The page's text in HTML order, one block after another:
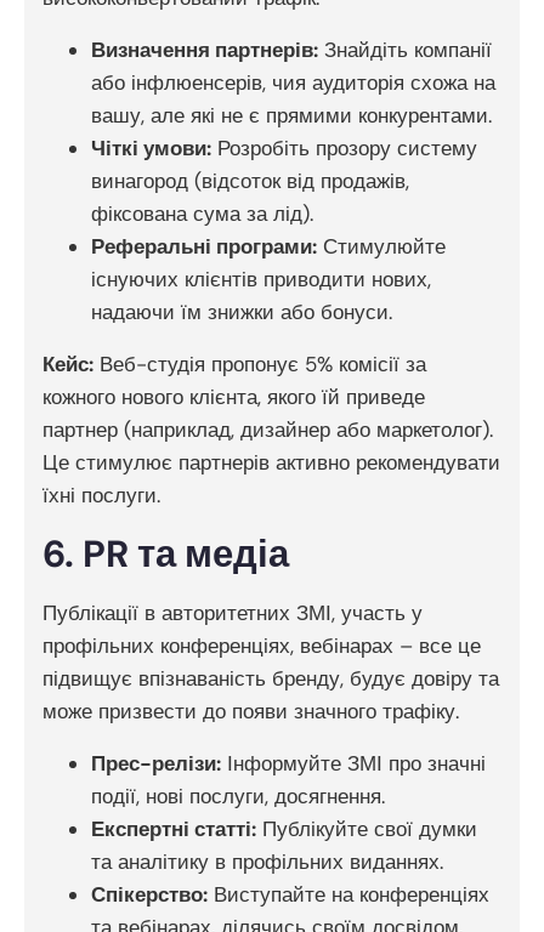
Визначення партнерів: Знайдіть компанії
або інфлюенсерів, чия аудиторія схожа на
вашу, але які не є прямими конкурентами.
Чіткі умови: Розробіть прозору систему
винагород (відсоток від продажів,
фіксована сума за лід).
Реферальні програми: Стимулюйте
існуючих клієнтів приводити нових,
надаючи їм знижки або бонуси.
Кейс: Веб-студія пропонує 5% комісії за
кожного нового клієнта, якого їй приведе
партнер (наприклад, дизайнер або маркетолог).
Це стимулює партнерів активно рекомендувати
їхні послуги.
6. PR та медіа
Публікації в авторитетних ЗМІ, участь у
профільних конференціях, вебінарах – все це
підвищує впізнаваність бренду, будує довіру та
може призвести до появи значного трафіку.
Прес-релізи: Інформуйте ЗМІ про значні
події, нові послуги, досягнення.
Експертні статті: Публікуйте свої думки
та аналітику в профільних виданнях.
Спікерство: Виступайте на конференціях